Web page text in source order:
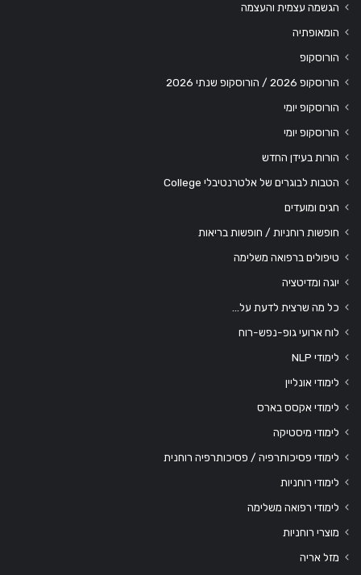
הגשמה עצמית והעצמה
הומאופתיה
הורוסקופ
הורוסקופ 2026 / הורוסקופ שנתי 2026
הורוסקופ יומי
הורוסקופ יומי
הורות בעידן החדש
הטבות לבוגרים של אלטרנטיבלי College
חגים ומועדים
חופשות רוחניות / חופשות בריאות
טיפולים ברפואה משלימה
יוגה ומדיטציה
כל מה שרצית לדעת על…
לוח ארועי גופ-נפש-רוח
לימודי NLP
לימודי אונליין
לימודי אקסס בארס
לימודי מיסטיקה
לימודי פסיכותרפיה / פסיכותרפיה רוחנית
לימודי רוחניות
לימודי רפואה משלימה
מוצרי רוחניות
מזל אריה